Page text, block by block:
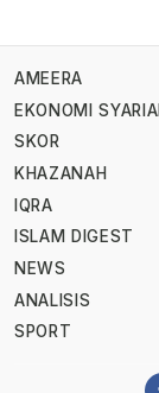
AMEERA
EKONOMI
SKOR
KHAZANAH
IQRA
ISLAM DIGEST
NEWS
ANALISIS
SPORT